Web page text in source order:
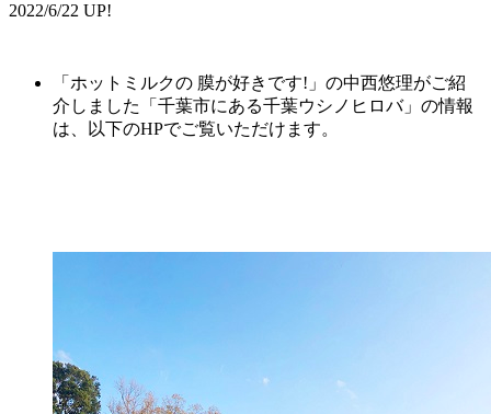
2022/6/22 UP!
「ホットミルクの 膜が好きです!」の中西悠理がご紹
介しました「千葉市にある千葉ウシノヒロバ」の情報
は、以下のHPでご覧いただけます。